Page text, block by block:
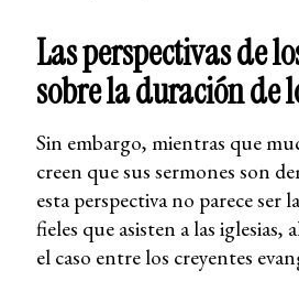
Las perspectivas de
sobre la duración de
Sin embargo, mientras que
creen que sus sermones son
esta perspectiva no parece ser
fieles que asisten a las iglesias,
el caso entre los creyentes